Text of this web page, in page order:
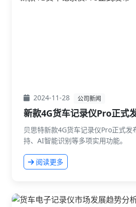
2024-11-28 公司新闻
新款4G货车记录仪Pro正式
贝思特新款4G货车记录仪Pro正式发
持、AI智能识别等多项实用功能。
阅读更多